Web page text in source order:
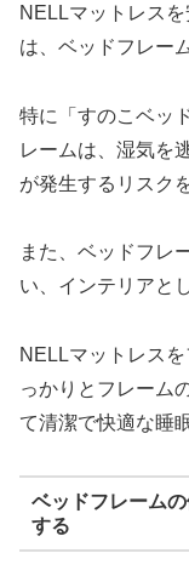
NELLマットレス
は、ベッドフレー
特に「すのこベッ
レームは、湿気を
が発生するリスク
また、ベッドフレ
い、インテリアと
NELLマットレス
っかりとフレーム
て清潔で快適な睡
ベッドフレーム
する